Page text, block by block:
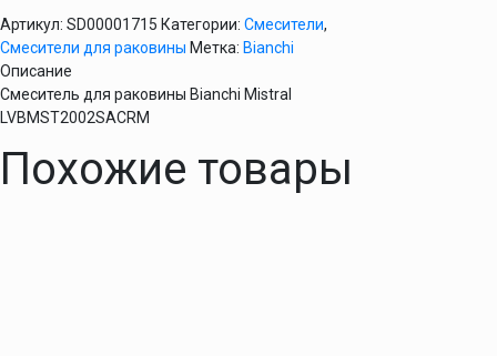
Артикул: SD00001715 Категории: Смесители,
Смесители для раковины Метка: Bianchi
Описание
Смеситель для раковины Bianchi Mistral
LVBMST2002SACRM
Похожие товары